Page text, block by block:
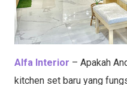
Alfa Interior – Apakah
kitchen set baru yang